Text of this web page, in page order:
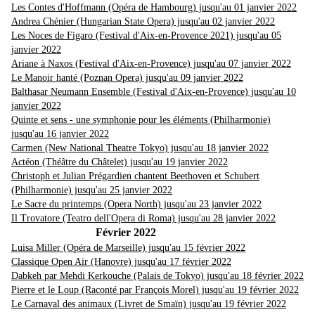
Les Contes d'Hoffmann (Opéra de Hambourg) jusqu'au 01 janvier 2022
Andrea Chénier (Hungarian State Opera) jusqu'au 02 janvier 2022
Les Noces de Figaro (Festival d'Aix-en-Provence 2021) jusqu'au 05
janvier 2022
Ariane à Naxos (Festival d'Aix-en-Provence) jusqu'au 07 janvier 2022
Le Manoir hanté (Poznan Opera) jusqu'au 09 janvier 2022
Balthasar Neumann Ensemble (Festival d'Aix-en-Provence) jusqu'au 10
janvier 2022
Quinte et sens - une symphonie pour les éléments (Philharmonie)
jusqu'au 16 janvier 2022
Carmen (New National Theatre Tokyo) jusqu'au 18 janvier 2022
Actéon (Théâtre du Châtelet) jusqu'au 19 janvier 2022
Christoph et Julian Prégardien chantent Beethoven et Schubert
(Philharmonie) jusqu'au 25 janvier 2022
Le Sacre du printemps (Opera North) jusqu'au 23 janvier 2022
Il Trovatore (Teatro dell'Opera di Roma) jusqu'au 28 janvier 2022
Février 2022
Luisa Miller (Opéra de Marseille) jusqu'au 15 février 2022
Classique Open Air (Hanovre) jusqu'au 17 février 2022
Dabkeh par Mehdi Kerkouche (Palais de Tokyo) jusqu'au 18 février 2022
Pierre et le Loup (Raconté par François Morel) jusqu'au 19 février 2022
Le Carnaval des animaux (Livret de Smaïn) jusqu'au 19 février 2022